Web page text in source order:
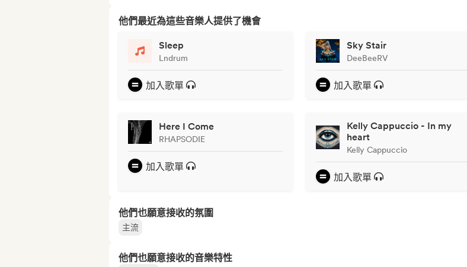
他們最近為這些音樂人提供了機會
Sleep
Lndrum
加入歌單
Sky Stair
DeeBeeRV
加入歌單
Here I Come
RHAPSODIE
加入歌單
Kelly Cappuccio - In my
heart
Kelly Cappuccio
加入歌單
他們也願意接收的氛圍
主流
他們也願意接收的音樂特性